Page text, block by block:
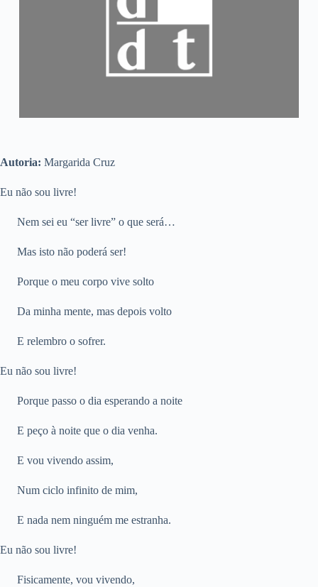
Autoria: Margarida Cruz
Eu não sou livre!
Nem sei eu “ser livre” o que será…
Mas isto não poderá ser!
Porque o meu corpo vive solto
Da minha mente, mas depois volto
E relembro o sofrer.
Eu não sou livre!
Porque passo o dia esperando a noite
E peço à noite que o dia venha.
E vou vivendo assim,
Num ciclo infinito de mim,
E nada nem ninguém me estranha.
Eu não sou livre!
Fisicamente, vou vivendo,